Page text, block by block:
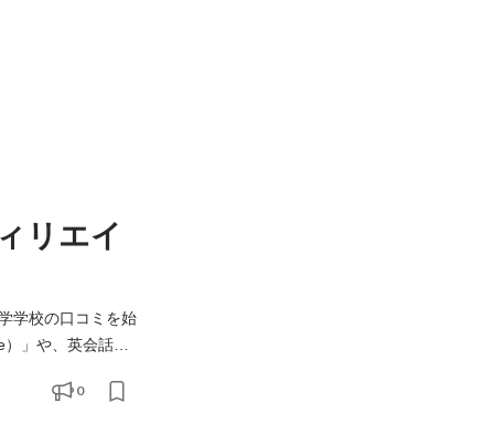
リエイ
学校の口コミを始
」や、英会話の
0